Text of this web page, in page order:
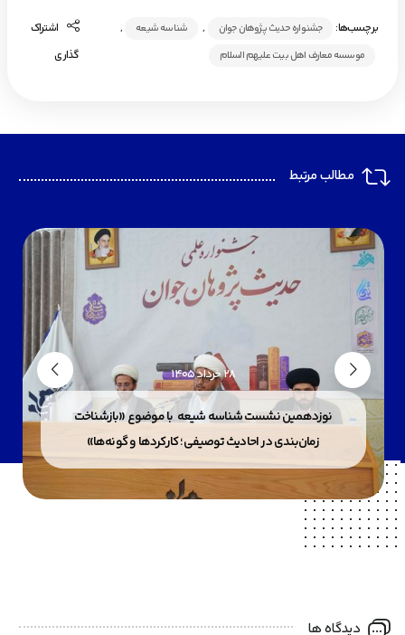
برچسب‌ها: جشنواره حدیث پژوهان جوان , شناسه شیعه ,
موسسه معارف اهل بیت علیهم السلام
اشتراک
گذاری
مطالب مرتبط
28 خرداد 1405
نوزدهمین نشست شناسه شیعه با موضوع «بازشناخت
زمان‌بندی در احادیث توصیفی؛ کارکردها و گونه‌ها»
دیدگاه ها